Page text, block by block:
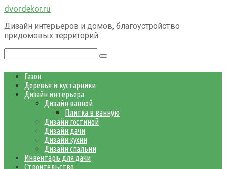
Перейти
контенту
dvordekor.ru
Дизайн интерьеров и домов, благоустройство
придомовых территорий
Газон
Деревья и кустарники
Дизайн интерьера
Дизайн ванной
Плитка в ванную
Дизайн гостиной
Дизайн дачи
Дизайн кухни
Дизайн спальни
Инвентарь для дачи
Строительство